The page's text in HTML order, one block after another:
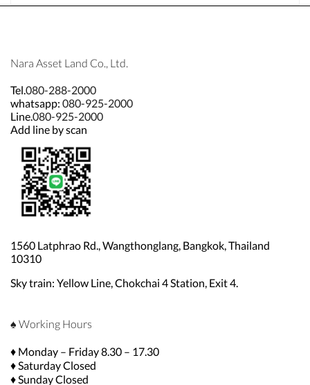
Nara Asset Land Co., Ltd.
Tel.080-288-2000
whatsapp: 080-925-2000
Line.080-925-2000
Add line by scan
1560 Latphrao Rd., Wangthonglang, Bangkok, Thailand
10310
Sky train: Yellow Line, Chokchai 4 Station, Exit 4.
♠ Working Hours
♦ Monday – Friday 8.30 – 17.30
♦ Saturday Closed
♦ Sunday Closed